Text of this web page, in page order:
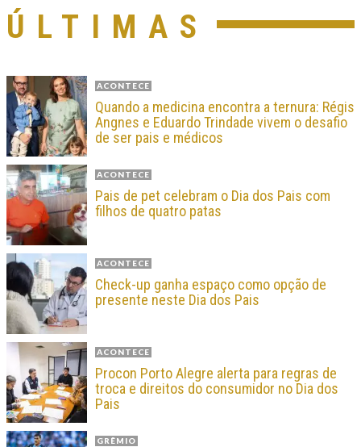
ÚLTIMAS
ACONTECE
Quando a medicina encontra a ternura: Régis
Angnes e Eduardo Trindade vivem o desafio
de ser pais e médicos
ACONTECE
Pais de pet celebram o Dia dos Pais com
filhos de quatro patas
ACONTECE
Check-up ganha espaço como opção de
presente neste Dia dos Pais
ACONTECE
Procon Porto Alegre alerta para regras de
troca e direitos do consumidor no Dia dos
Pais
GRÊMIO